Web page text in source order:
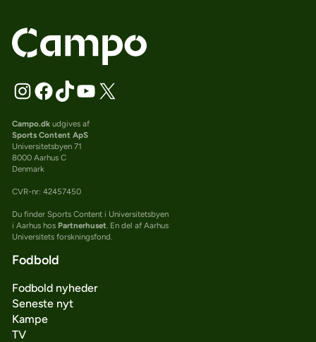
Campo.dkudgives af
Sports Content ApS
Universitetsbyen 71
8000 Aarhus C
Denmark
CVR-nr: 42457450
Du finder Sports Content i Universitetsbyen
i Aarhus hos Partnerhuset. En del af Aarhus
Universitets forskningsfond.
Fodbold
Fodbold nyheder
Seneste nyt
Kampe
TV